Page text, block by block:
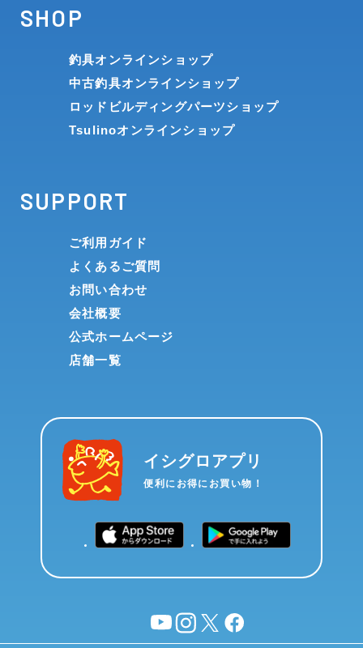
SHOP
釣具オンラインショップ
中古釣具オンラインショップ
ロッドビルディングパーツショップ
Tsulinoオンラインショップ
SUPPORT
ご利用ガイド
よくあるご質問
お問い合わせ
会社概要
公式ホームページ
店舗一覧
イシグロアプリ
便利にお得にお買い物！
YouTubeinstagram
X facebook